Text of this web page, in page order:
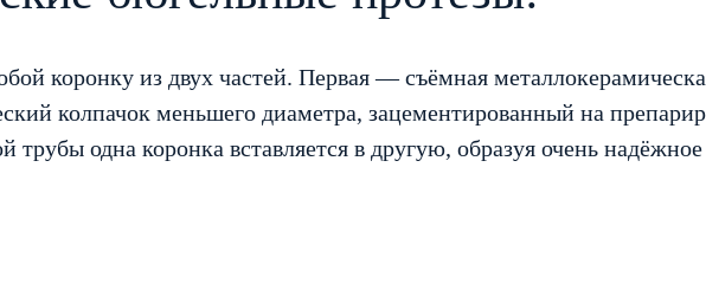
коронку из двух частей. Первая — съёмная
колпачок меньшего диаметра, зацементированный на
трубы одна коронка вставляется в другую, образуя очень